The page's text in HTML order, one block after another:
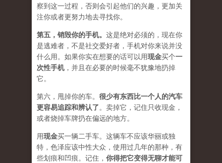
察到这一过程，否则会引起他们的兴趣，更加关
注你或者更努力地去寻找你。
第五， 销毁你的手机。 这是绝对必须的，现在你
是逃难者，不是社交爱好者，手机对你来说并没
什么用。如果你实在想要的话可以用现金买个一
次性手机，并且在必要的时候毫不犹豫地扔掉
它。
第六，甩掉你的车。 很少有东西比一个人的汽车
更容易追踪和辨认了。卖掉它，记住只收现金，
或者烧掉车牌扔在偏远的地方。
用现金买一辆二手车。这辆车不应该华丽或独
特，色泽应该中性大众，使用过几年的那种，有
些划痕和凹痕。记住， 你得把它变得无聊才能可